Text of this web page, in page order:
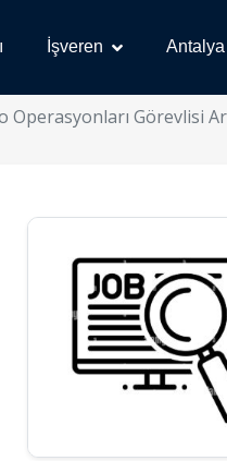
İşveren Antalya
Görevlisi